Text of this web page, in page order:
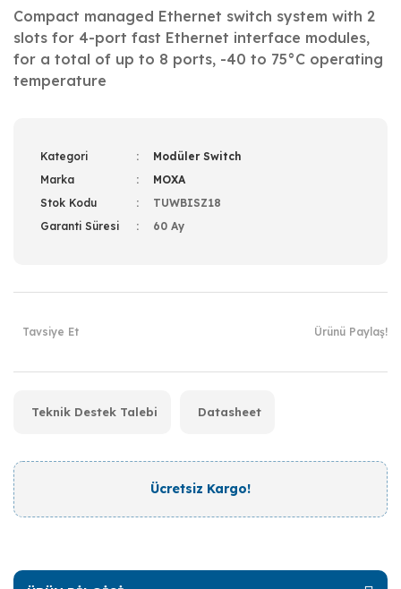
Compact managed Ethernet switch system with 2
slots for 4-port fast Ethernet interface modules,
for a total of up to 8 ports, -40 to 75°C operating
temperature
Kategori
Modüler Switch
Marka
MOXA
Stok Kodu
TUWBISZ18
Garanti Süresi
60 Ay
Tavsiye Et Ürünü Paylaş!
Teknik Destek Talebi Datasheet
Ücretsiz Kargo!